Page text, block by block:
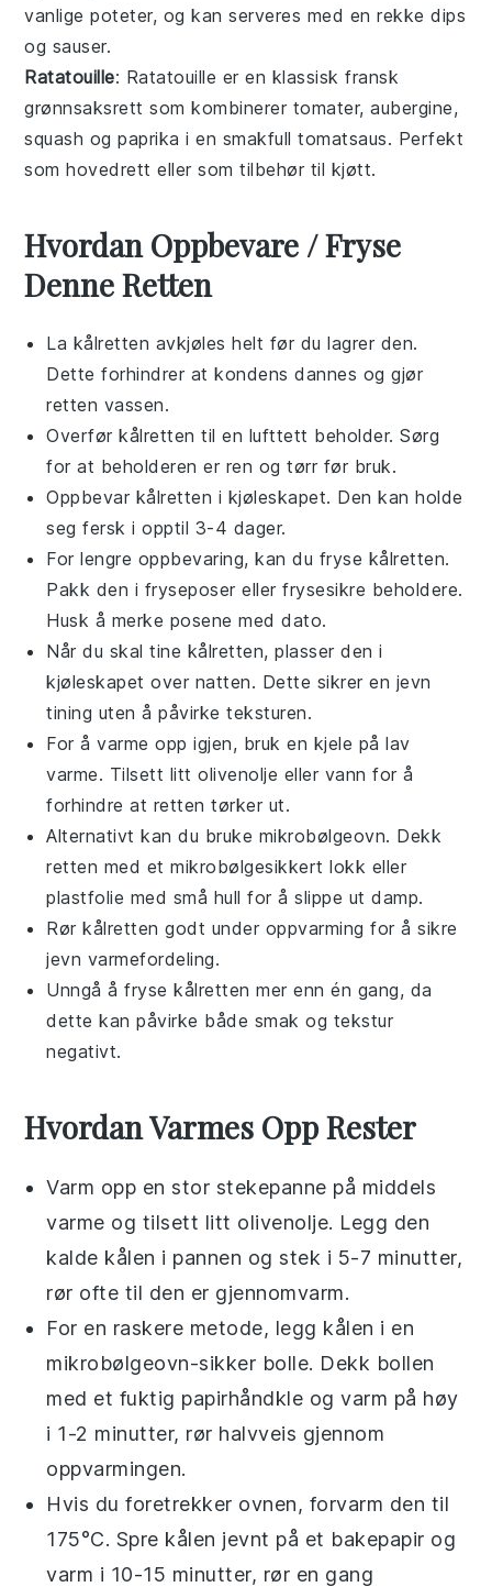
vanlige poteter, og kan serveres med en rekkedips
og sauser.
Ratatouille: Ratatouille er en klassisk fransk
grønnsaksrett som kombinerer tomater, aubergine,
squash og paprika i en smakfull tomatsaus. Perfekt
som hovedrett eller som tilbehør til kjøtt.
Hvordan Oppbevare / Fryse
Denne Retten
La kålretten avkjøles helt før du lagrer den.
Dette forhindrer at kondens dannes og gjør
retten vassen.
Overførkålretten til en lufttett beholder. Sørg
for at beholderen er ren og tørr før bruk.
Oppbevar kålretten i kjøleskapet. Den kan holde
seg fersk i opptil 3-4 dager.
For lengre oppbevaring, kan du fryse kålretten.
Pakk den i fryseposer eller frysesikre beholdere.
Husk å merke posene med dato.
Når du skal tine kålretten, plasser den i
kjøleskapet over natten. Dette sikrer en jevn
tining uten å påvirke teksturen.
For å varme opp igjen, bruk en kjele på lav
varme. Tilsett littolivenolje eller vann for å
forhindre at retten tørker ut.
Alternativt kan du bruke mikrobølgeovn. Dekk
retten med et mikrobølgesikkert lokk eller
plastfolie med små hull for å slippe ut damp.
Rørkålretten godt under oppvarming for å sikre
jevn varmefordeling.
Unngå å frysekålretten mer enn én gang, da
dette kan påvirke både smak og tekstur
negativt.
Hvordan Varmes Opp Rester
Varm opp en stor stekepanne på middels
varme og tilsett litt olivenolje. Legg den
kalde kålen i pannen og stek i 5-7 minutter,
rør ofte til den er gjennomvarm.
For en raskere metode, legg kålen i en
mikrobølgeovn-sikker bolle. Dekk bollen
med et fuktig papirhåndkle og varm på høy
i 1-2 minutter, rør halvveis gjennom
oppvarmingen.
Hvis du foretrekker ovnen, forvarm den til
175°C. Spre kålen jevnt på et bakepapir og
varm i 10-15 minutter, rør en gang